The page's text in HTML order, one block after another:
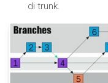
di trunk.